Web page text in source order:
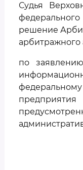
Судья
решение
арбитражного
по